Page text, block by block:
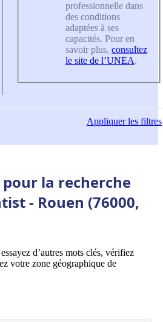
professionnelle dans
des conditions
adaptées à ses
capacités. Pour en
savoir plus, consultez
le site de l’UNEA.
Appliquerles filtres
la recherche
- Rouen (76000,
d’autres mots clés, vérifiez
votre zone géographique de